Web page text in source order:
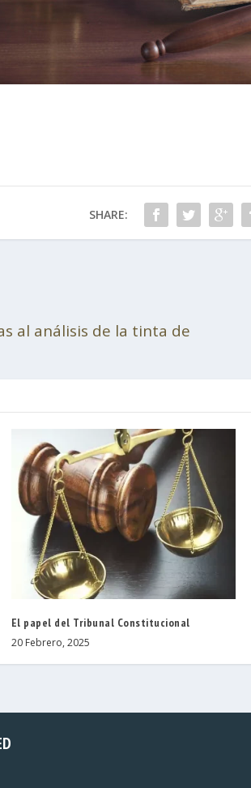
SHARE:
al análisis de la tinta de
El papel del Tribunal Constitucional
20 Febrero, 2025